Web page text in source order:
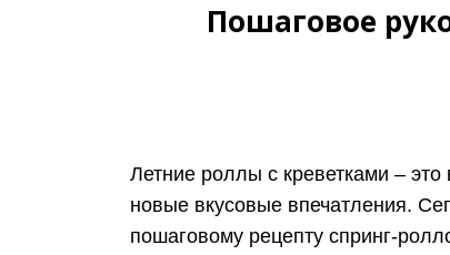
Пошаговое
Летние роллы с креветками –
новые вкусовые впечатления.
пошаговому рецепту спринг-